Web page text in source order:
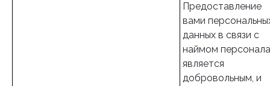
Предоставление
вами
данных в связи с
наймом персонала
является
добровольным, и